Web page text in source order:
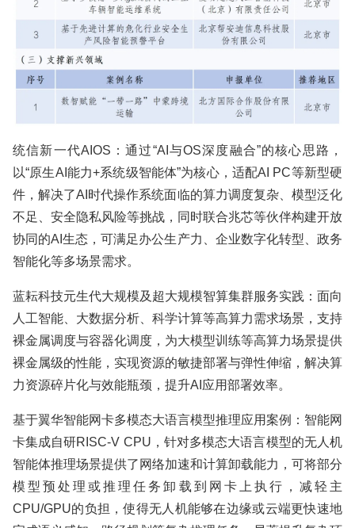
统信新一代AIOS：通过“AI与OS深度融合”的核心思路，
以“原生AI能力+系统级智能体”为核心，适配AI PC等新型硬
件，解决了AI时代操作系统面临的算力调度复杂、模型泛化
不足、安全隐私风险等挑战，同时联合兆芯等伙伴构建开放
协同的AI生态，可满足办公生产力、企业数字化转型、政务
智能化等多场景需求。
蓝耘科技元生代大规模及超大规模智算集群服务实践：面向
人工智能、大数据分析、科学计算等高算力需求场景，支持
裸金属调度与容器化调度，为大模型训练等高算力场景提供
裸金属级的性能，实现资源的敏捷部署与弹性伸缩，解决算
力资源碎片化与效能瓶颈，提升AI应用部署效率。
基于翼华智能网卡多模态大语言模型推理应用案例：智能网
卡集成自研RISC-V CPU，针对多模态大语言模型的无人机
智能体推理场景提供了网络加速和计算卸载能力，可将部分
模型预处理或推理任务卸载到网卡上执行，减轻主
CPU/GPU的负担，使得无人机能够在边缘或云端更快速地